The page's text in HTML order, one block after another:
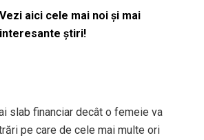
Vezi aici cele mai noi și mai
interesante știri!
slab financiar decât o femeie va
pe care de cele mai multe ori